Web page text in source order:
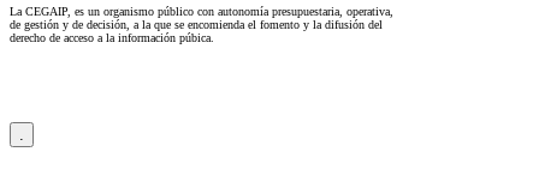
La CEGAIP, es un organismo público con autonomía presupuestaria, operativa,
de gestión y de decisión, a la que se encomienda el fomento y la difusión del
derecho de acceso a la información púbica.